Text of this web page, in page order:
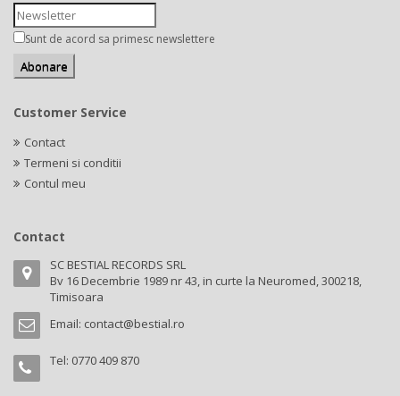
Sunt de acord sa primesc newslettere
Customer Service
Contact
Termeni si conditii
Contul meu
Contact
SC BESTIAL RECORDS SRL
Bv 16 Decembrie 1989 nr 43, in curte la Neuromed, 300218,
Timisoara
Email: contact@bestial.ro
Tel: 0770 409 870